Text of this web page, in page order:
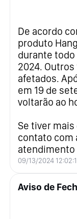
De acordo
produto
durante todo
2024.
afetados.
em 19 de
voltarão ao
Se tiver
contato com
atendimento
09/13/2024